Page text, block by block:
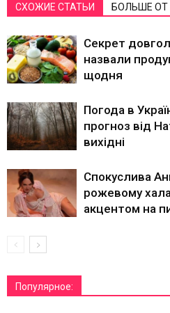
СХОЖИЕ СТАТЬИ БОЛЬШЕ ОТ
Секрет
назвали
щодня
Погода в
прогноз від
вихідні
Спокуслива
рожевому
акцентом на
Популярное: